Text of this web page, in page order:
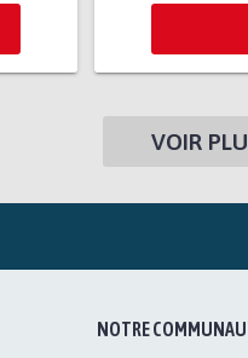
VOIR
NOTRE